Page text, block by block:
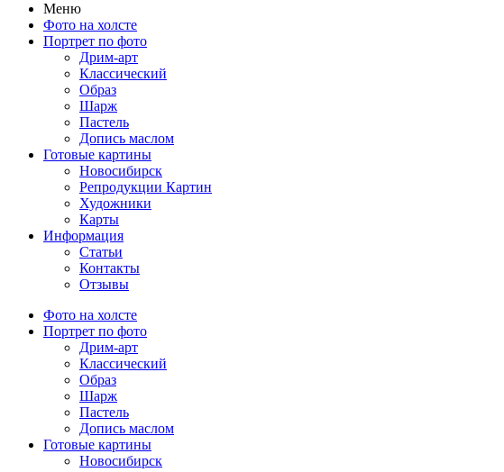
Меню
Фото на холсте
Портрет по фото
Дрим-арт
Классический
Образ
Шарж
Пастель
Допись маслом
Готовые картины
Новосибирск
Репродукции Картин
Художники
Карты
Информация
Статьи
Контакты
Отзывы
Фото на холсте
Портрет по фото
Дрим-арт
Классический
Образ
Шарж
Пастель
Допись маслом
Готовые картины
Новосибирск